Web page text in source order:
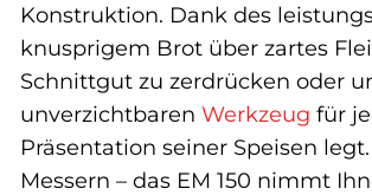
Konstruktion. Dank des
knusprigem Brot über zartes
Schnittgut zu zerdrücken oder
unverzichtbaren Werkzeug für
Präsentation seiner Speisen
Messern – das EM 150 nimmt